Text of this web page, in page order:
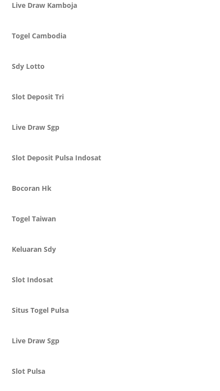
Live Draw Kamboja
Togel Cambodia
Sdy Lotto
Slot Deposit Tri
Live Draw Sgp
Slot Deposit Pulsa Indosat
Bocoran Hk
Togel Taiwan
Keluaran Sdy
Slot Indosat
Situs Togel Pulsa
Live Draw Sgp
Slot Pulsa